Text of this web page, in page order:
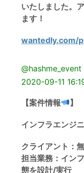
いたしました。
ます！
wantedly.com/
@hashme_event
2020-09-11
【案件情報 】
インフラエンジ
クライアント：
担当業務：イン
態を設計/実行